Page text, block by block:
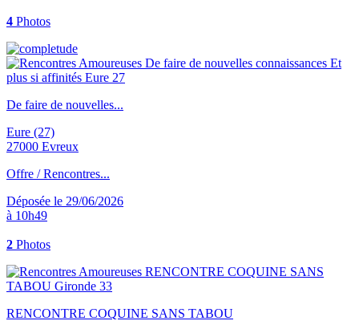
4 Photos
De faire de nouvelles...
Eure (27)
27000 Evreux
Offre / Rencontres...
Déposée le 29/06/2026
à 10h49
2 Photos
RENCONTRE COQUINE SANS TABOU